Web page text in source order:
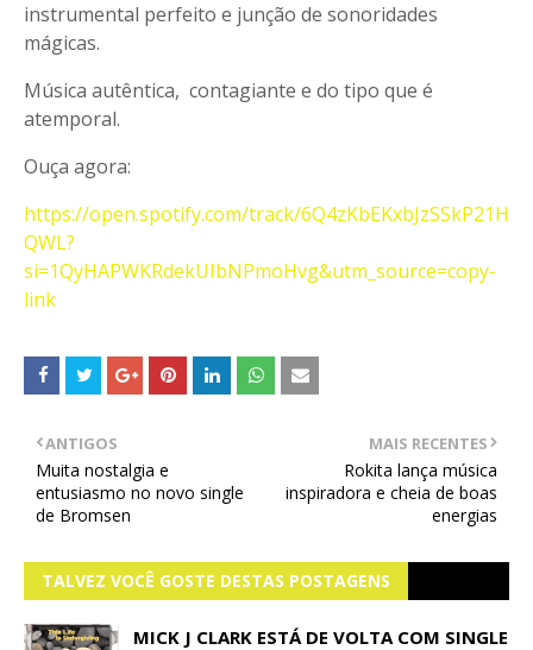
instrumental perfeito e junção de sonoridades
mágicas.
Música autêntica, contagiante e do tipo que é
atemporal.
Ouça agora:
https://open.spotify.com/track/6Q4zKbEKxbJzSSkP21H
QWL?
si=1QyHAPWKRdekUIbNPmoHvg&utm_source=copy-
link
MAIS RECENTES
Rokita lança música
inspiradora e cheia de boas
energias
ANTIGOS
Muita nostalgia e
entusiasmo no novo single
de Bromsen
TALVEZ VOCÊ GOSTE DESTAS POSTAGENS
MICK J CLARK ESTÁ DE VOLTA COM SINGLE